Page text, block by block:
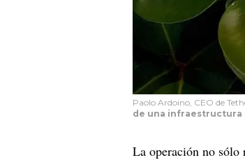
Paolo Ardoino, CEO de
de una infraestructura
La operación no sólo